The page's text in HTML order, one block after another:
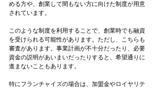
める方や、創業して間もない方に向けた制度が用意
されています。
このような制度を利用することで、創業時でも融資
を受けられる可能性があります。ただし、こちらも
審査があります。事業計画が不十分だったり、必要
資金の説明があいまいだったりすると、希望通りに
進まないこともあります。
特にフランチャイズの場合は、加盟金やロイヤリテ